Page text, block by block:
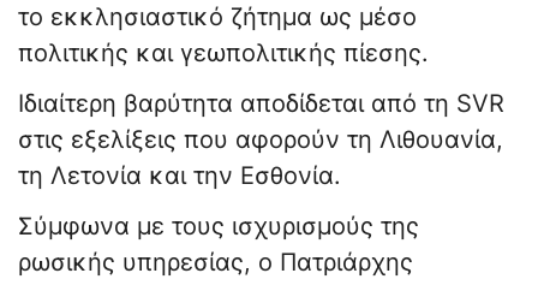
το εκκλησιαστικό ζήτημα ως μέσο
πολιτικής και γεωπολιτικής πίεσης.
Ιδιαίτερη βαρύτητα αποδίδεται από τη SVR
στις εξελίξεις που αφορούν τη Λιθουανία,
τη Λετονία και την Εσθονία.
Σύμφωνα με τους ισχυρισμούς της
ρωσικής υπηρεσίας, ο Πατριάρχης